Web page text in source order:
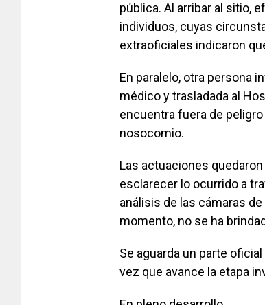
pública. Al arribar al sitio,
individuos, cuyas
extraoficiales indicaron
En paralelo, otra persona
médico y trasladada al
encuentra fuera de
nosocomio.
Las actuaciones
esclarecer lo ocurrido a
análisis de las cámaras
momento, no se ha
Se aguarda un parte
vez que avance la etapa